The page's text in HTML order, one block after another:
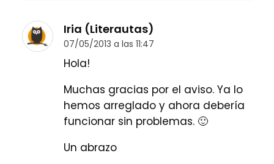
Iria (Literautas)
07/05/2013 a las 11:47
Hola!
Muchas gracias por el aviso. Ya lo
hemos arreglado y ahora debería
funcionar sin problemas. 🙂
Un abrazo